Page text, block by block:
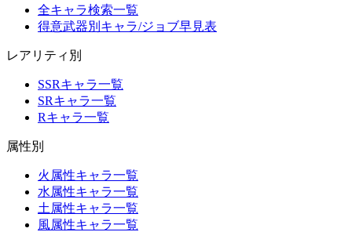
全キャラ検索一覧
得意武器別キャラ/ジョブ早見表
レアリティ別
SSRキャラ一覧
SRキャラ一覧
Rキャラ一覧
属性別
火属性キャラ一覧
水属性キャラ一覧
土属性キャラ一覧
風属性キャラ一覧